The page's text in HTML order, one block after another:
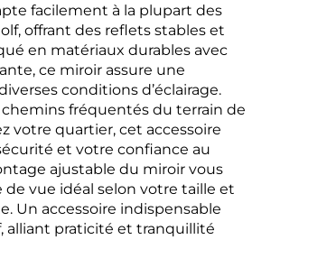
facilement à la plupart des
offrant des reflets stables et
en matériaux durables avec
ce miroir assure une
conditions d’éclairage.
fréquentés du terrain de
votre quartier, cet accessoire
et votre confiance au
ajustable du miroir vous
de vue idéal selon votre taille et
Un accessoire indispensable
alliant praticité et tranquillité